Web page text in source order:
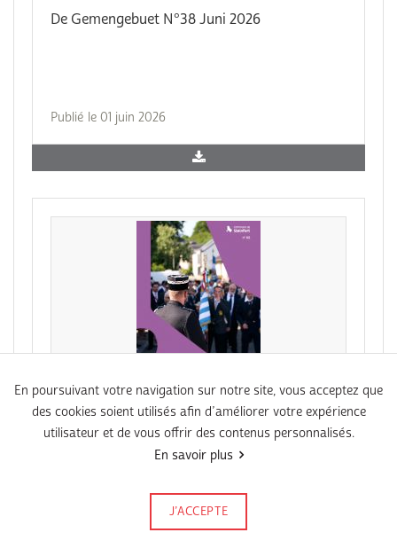
Signalez-le
De Gemengebuet N°38 Juni 2026
Publié le 01 juin 2026
PDF
Agenda N°86 Juni 2026
En poursuivant votre navigation sur notre site, vous acceptez que
des cookies soient utilisés afin d’améliorer votre expérience
utilisateur et de vous offrir des contenus personnalisés.
En savoir plus
J’ACCEPTE